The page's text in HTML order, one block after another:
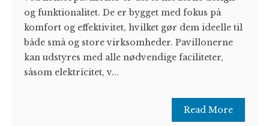
og funktionalitet. De er bygget med fokus på
komfort og effektivitet, hvilket gør dem ideelle til
både små og store virksomheder. Pavillonerne
kan udstyres med alle nødvendige faciliteter,
såsom elektricitet, v...
Read More